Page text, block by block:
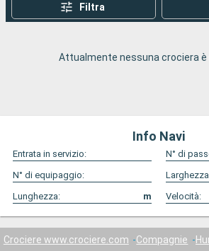
Filtra
Attualmente nessuna crociera è
Info Navi
Entrata in servizio:
N° di
N° di equipaggio:
Lunghezza:
m Velocità:
Crociere www.crociere.com Compagnie